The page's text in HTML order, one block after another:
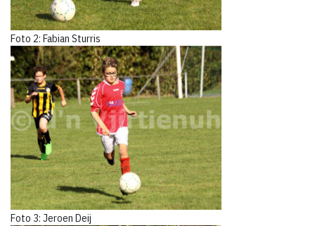
Foto 2: Fabian Sturris
Foto 3: Jeroen Deij